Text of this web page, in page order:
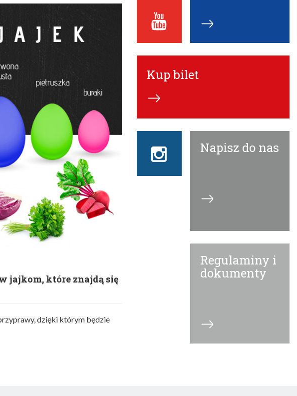
jajkom, które znajdą się
dzięki którym będzie
Youtube
ECN
Kup bilet
Instagram
ECN
Napisz do nas
Regulaminy i
dokumenty